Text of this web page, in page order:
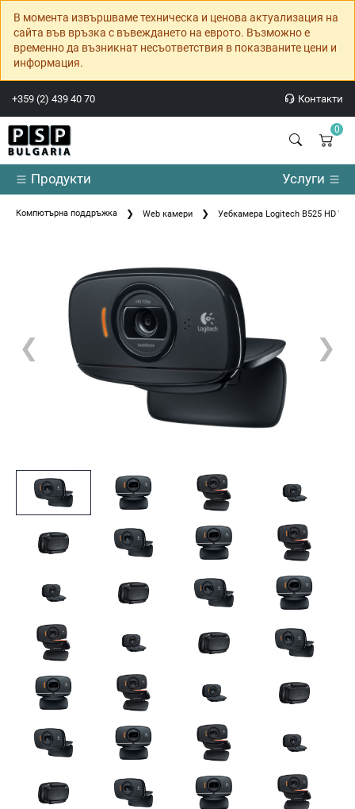
В момента извършваме техническа и ценова актуализация на
сайта във връзка с въвеждането на еврото. Възможно е
временно да възникнат несъответствия в показваните цени и
информация.
+359 (2) 439 40 70 Контакти
0
Продукти Услуги
Компютърна поддръжка Web камери Уебкамера Logitech B525 HD
❮ ❯